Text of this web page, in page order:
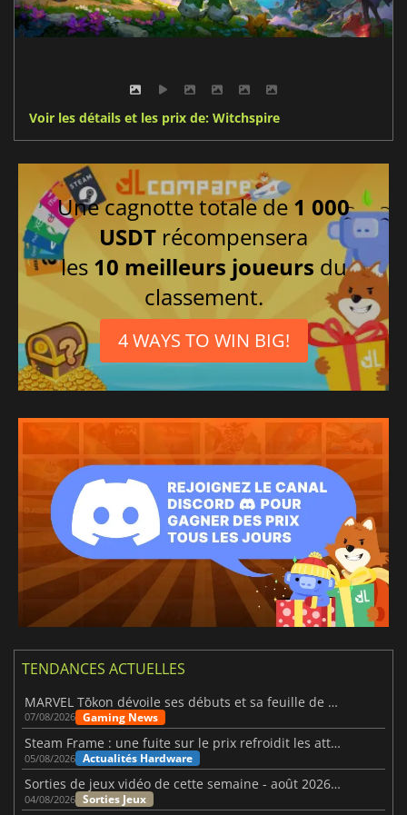
Voir les détails et les prix de: Witchspire
Une cagnotte totale de 1 000
USDT récompensera
les 10 meilleurs joueurs du
classement.
4 WAYS TO WIN BIG!
TENDANCES ACTUELLES
MARVEL Tōkon dévoile ses débuts et sa feuille de route
07/08/2026 Gaming News
Steam Frame : une fuite sur le prix refroidit les attentes VR
05/08/2026 Actualités Hardware
Sorties de jeux vidéo de cette semaine - août 2026 (semaine 32)
04/08/2026 Sorties Jeux